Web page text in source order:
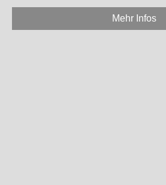
Mehr Infos